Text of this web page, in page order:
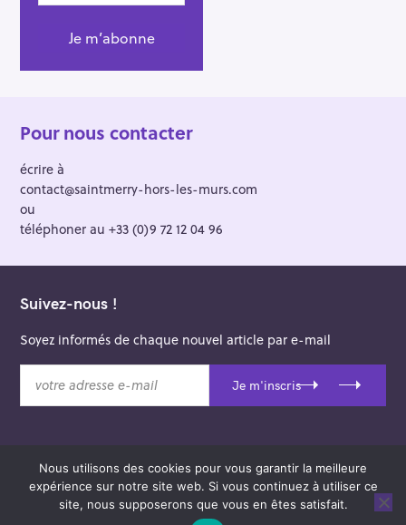
Pour nous contacter
écrire à
contact@saintmerry-hors-les-murs.com
ou
téléphoner au +33 (0)9 72 12 04 96
Suivez-nous !
Soyez informés de chaque nouvel article par e-mail
t
Je m'inscris
© 2026 Saint-Merry Hors-les-Murs.
Theme: Felt byPixelgrade.
Nous utilisons des cookies pour vous garantir la meilleure
expérience sur notre site web. Si vous continuez à utiliser ce
site, nous supposerons que vous en êtes satisfait.